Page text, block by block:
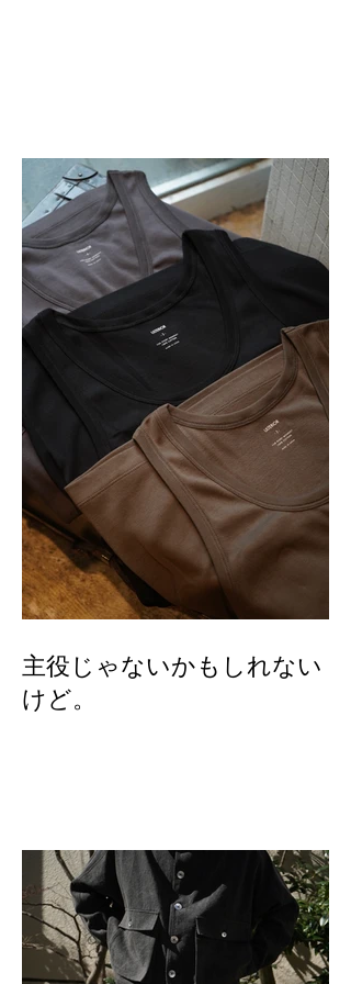
主役じゃないかもしれない
けど。